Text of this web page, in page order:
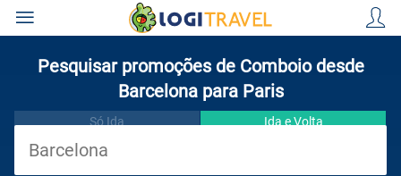
Pesquisar promoções de Comboio desde
Barcelona para Paris
Só Ida Ida e Volta